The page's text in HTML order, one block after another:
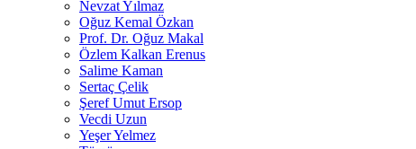
Nevzat Yılmaz
Oğuz Kemal Özkan
Prof. Dr. Oğuz Makal
Özlem Kalkan Erenus
Salime Kaman
Sertaç Çelik
Şeref Umut Ersop
Vecdi Uzun
Yeşer Yelmez